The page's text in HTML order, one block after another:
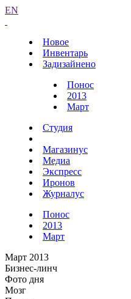
EN
Новое
Инвентарь
Задизайнено
Понос
2013
Март
Студия
Магазинус
Медиа
Экспресс
Иронов
Журналус
Понос
2013
Март
Март 2013
Бизнес-линч
Фото дня
Мозг